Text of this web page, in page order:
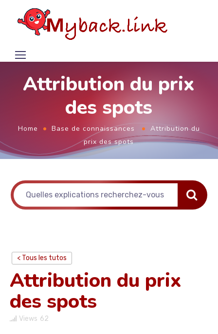
Attribution du prix
des spots
Home Base de connaissances
Attribution du
prix des spots
< Tous les tutos
Attribution du prix
des spots
Views 62